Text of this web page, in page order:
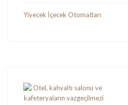
Yiyecek İçecek Otomatları